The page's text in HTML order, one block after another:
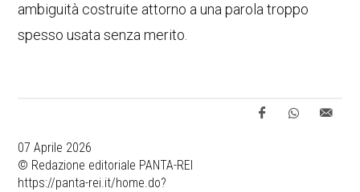
ambiguità costruite attorno a una parola troppo
spesso usata senza merito.
07 Aprile 2026
© Redazione editoriale PANTA-REI
https://panta-rei.it/home.do?